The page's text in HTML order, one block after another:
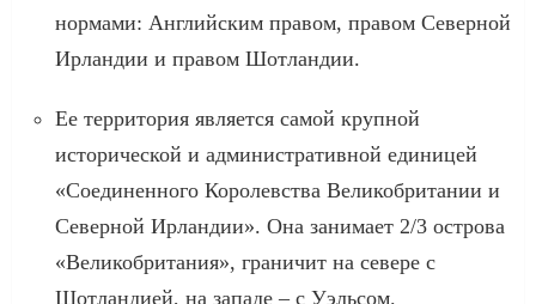
нормами: Английским правом, правом Северной
Ирландии и правом Шотландии.
Ее территория является самой крупной
исторической и административной единицей
«Соединенного Королевства Великобритании и
Северной Ирландии». Она занимает 2/3 острова
«Великобритания», граничит на севере с
Шотландией, на западе – с Уэльсом.